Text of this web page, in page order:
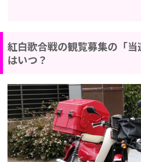
紅白歌合戦の観覧募集の「当
はいつ？